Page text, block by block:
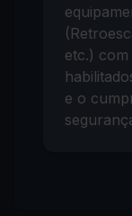
etc.)
e o